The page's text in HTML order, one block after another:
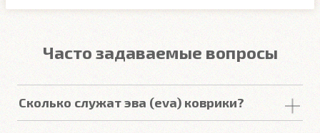
Часто задаваемые вопросы
Сколько служат эва (eva) коврики?